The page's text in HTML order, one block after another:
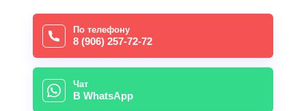
По телефону
8 (906) 257-72-72
Чат
В WhatsApp